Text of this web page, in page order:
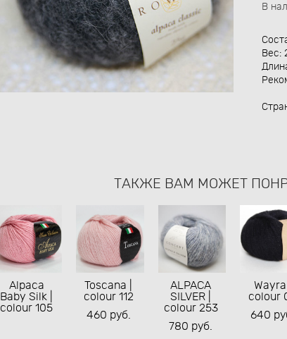
В
Вес:
ТАКЖЕ ВАМ МОЖЕТ
Alpaca
Baby Silk |
colour 105
Toscana |
colour 112
460 pуб.
ALPACA
SILVER |
colour 253
780 pуб.
Wayra |
colour
640